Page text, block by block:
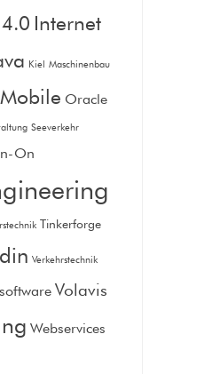
Internet
Kiel Maschinenbau
Mobile Oracle
Seeverkehr
On
Tinkerforge
Verkehrstechnik
Volavis
Webservices